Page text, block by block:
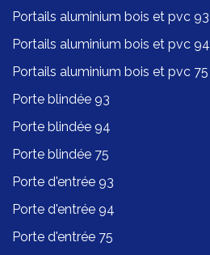
Portails aluminium bois et pvc 93
Portails aluminium bois et pvc 94
Portails aluminium bois et pvc 75
Porte blindée 93
Porte blindée 94
Porte blindée 75
Porte d'entrée 93
Porte d'entrée 94
Porte d'entrée 75